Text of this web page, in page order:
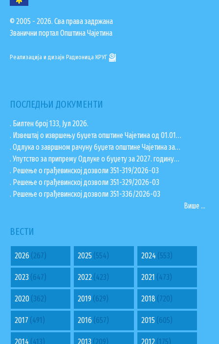
© 2005 - 2026. Сва права задржана
Званични портал Општина Чајетина
Реализација и дизајн Радионица КРУГ
ПОСЛЕДЊИ ДОКУМЕНТИ
. Билтен број 133, Јул 2026.
. Извештај о извршењу буџета општине Чајетина од 01.01…
. Одлука о завршном рачуну буџета општине Чајетина за…
. Упутство за припрему Одлуке о буџету за 2027. годину…
. Решење о грађевинској дозволи 351-319/2026-03
. Решење о грађевинској дозволи 351-329/2026-03
. Решење о грађевинској дозволи 351-336/2026-03
Више ...
ВЕСТИ
2026 (267) 2025 (554) 2024 (553)
2023 (647) 2022 (423) 2021 (473)
2020 (362) 2019 (629) 2018 (720)
2017 (491) 2016 (657) 2015(605)
2014 (413) 2013 (209) 2012(175)